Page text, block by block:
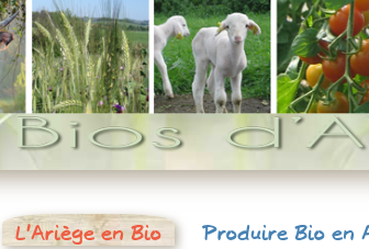
L'Ariège en Bio Produire Bio en